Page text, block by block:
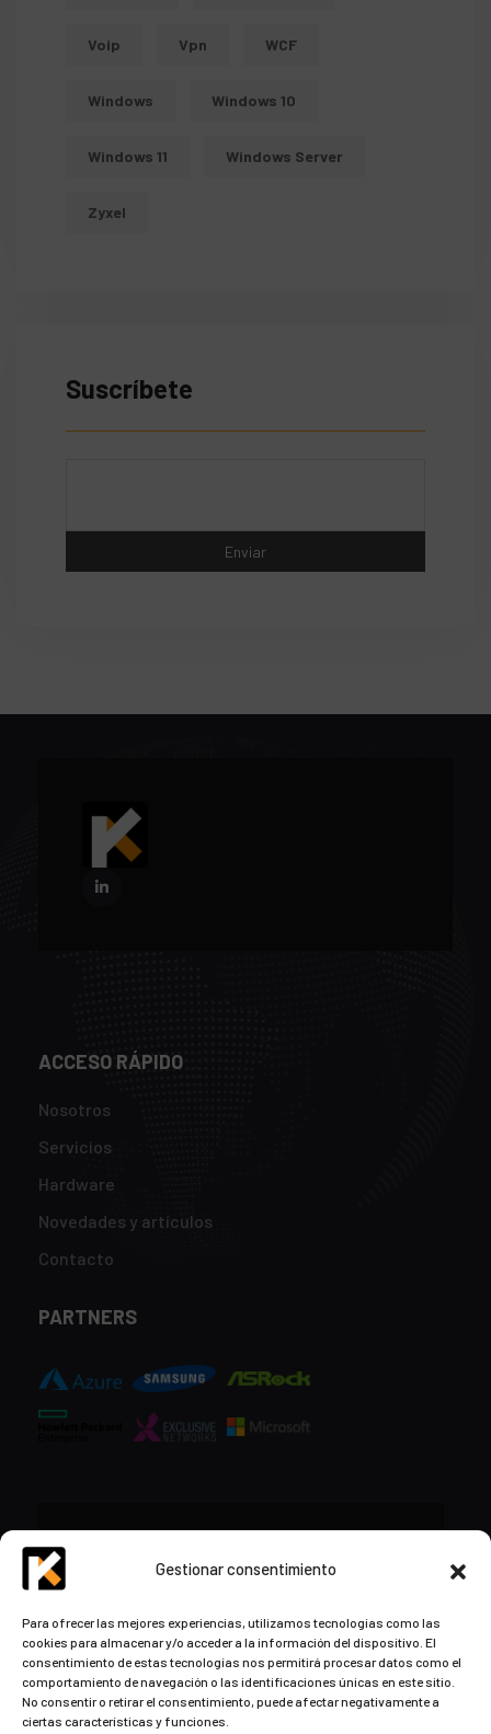
Gestionar consentimiento
Para ofrecer las mejores experiencias, utilizamos tecnologías como las
cookies para almacenar y/o acceder a la información del dispositivo. El
consentimiento de estas tecnologías nos permitirá procesar datos como el
comportamiento de navegación o las identificaciones únicas en este sitio.
No consentir o retirar el consentimiento, puede afectar negativamente a
ciertas características y funciones.
Voip Vpn WCF
Windows Windows 10
Windows 11 Windows Server
Zyxel
Suscríbete
ACCESO RÁPIDO
Nosotros
Servicios
Hardware
Novedades y artículos
Contacto
PARTNERS
contacto@kds.cloud
www.kds.cloud
Plaza Libertad 8Entreplanta, Oficina